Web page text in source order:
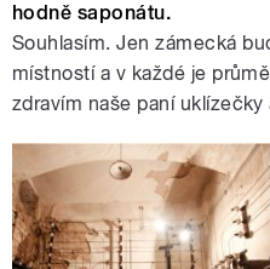
hodně saponátu.
Souhlasím. Jen zámecká
místností a v každé je
zdravím naše paní